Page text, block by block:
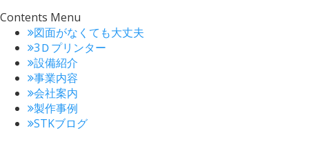
Contents Menu
図面がなくても大丈夫
3Ｄプリンター
設備紹介
事業内容
会社案内
製作事例
STKブログ